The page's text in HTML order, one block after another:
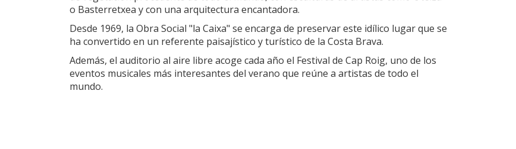
o Basterretxea y con una arquitectura encantadora.
Desde 1969, la Obra Social "la Caixa" se encarga de preservar este idílico lugar que se
ha convertido en un referente paisajístico y turístico de la Costa Brava.
Además, el auditorio al aire libre acoge cada año el Festival de Cap Roig, uno de los
eventos musicales más interesantes del verano que reúne a artistas de todo el
mundo.